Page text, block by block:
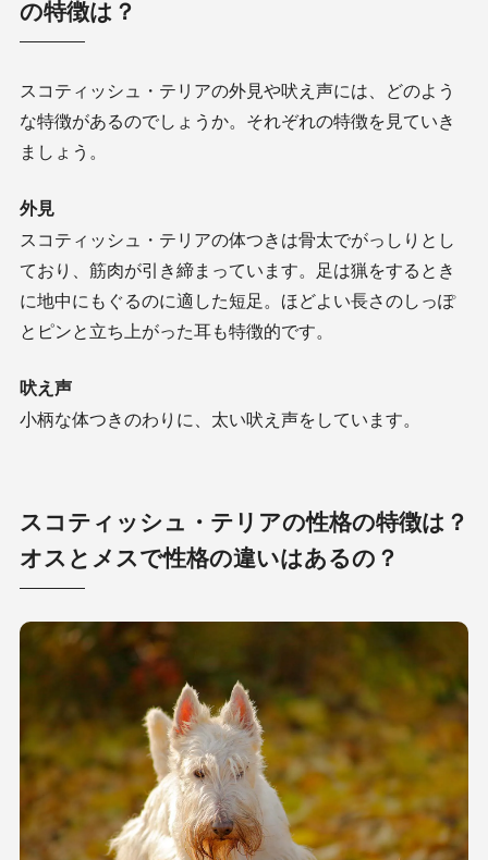
の特徴は？
スコティッシュ・テリアの外見や吠え声には、どのよう
な特徴があるのでしょうか。それぞれの特徴を 見ていき
ましょう。
外見
スコティッシュ・テリアの体つきは骨太でがっしりとし
ており、筋肉が引き締まっています。足は猟をするとき
に地中にもぐるのに適した短足。ほどよい長さのしっぽ
とピンと立ち上がった耳も特徴的です。
吠え声
小柄な体つきのわりに、太い吠え声をしています。
スコティッシュ・テリアの性格の特徴は？
オスとメスで性格の違いはあるの？